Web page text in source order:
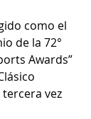
como el
de la 72°
Awards”
vez